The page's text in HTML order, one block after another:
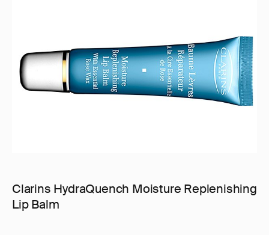
Clarins HydraQuench Moisture Replenishing
Lip Balm